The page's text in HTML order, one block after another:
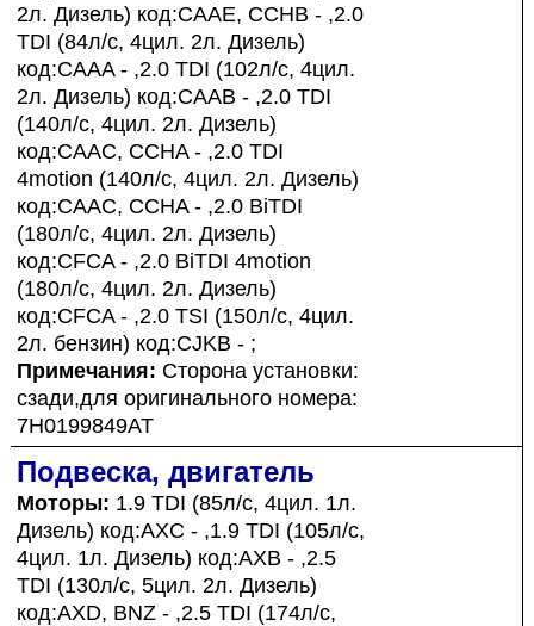
2л. Дизель) код:CAAE, CCHB - ,2.0
TDI (84л/с, 4цил. 2л. Дизель)
код:CAAA - ,2.0 TDI (102л/с, 4цил.
2л. Дизель) код:CAAB - ,2.0 TDI
(140л/с, 4цил. 2л. Дизель)
код:CAAC, CCHA - ,2.0 TDI
4motion (140л/с, 4цил. 2л. Дизель)
код:CAAC, CCHA - ,2.0 BiTDI
(180л/с, 4цил. 2л. Дизель)
код:CFCA - ,2.0 BiTDI 4motion
(180л/с, 4цил. 2л. Дизель)
код:CFCA - ,2.0 TSI (150л/с, 4цил.
2л. бензин) код:CJKB - ;
Примечания: Сторона установки:
сзади,для оригинального номера:
7H0199849AT
Подвеска, двигатель
Моторы: 1.9 TDI (85л/с, 4цил. 1л.
Дизель) код:AXC - ,1.9 TDI (105л/с,
4цил. 1л. Дизель) код:AXB - ,2.5
TDI (130л/с, 5цил. 2л. Дизель)
код:AXD, BNZ - ,2.5 TDI (174л/с,